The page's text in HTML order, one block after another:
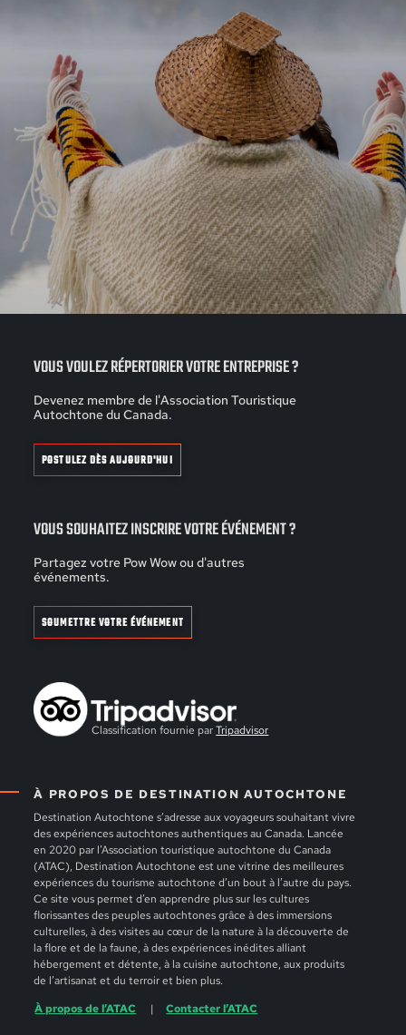
À PROPOS DE DESTINATION AUTOCHTONE
Destination Autochtone s’adresse aux voyageurs souhaitant vivre
des expériences autochtones authentiques au Canada. Lancée
en 2020 par l’Association touristique autochtone du Canada
(ATAC), Destination Autochtone est une vitrine des meilleures
expériences du tourisme autochtone d’un bout à l’autre du pays.
Ce site vous permet d’en apprendre plus sur les cultures
florissantes des peuples autochtones grâce à des immersions
culturelles, à des visites au cœur de la nature à la découverte de
la flore et de la faune, à des expériences inédites alliant
hébergement et détente, à la cuisine autochtone, aux produits
de l’artisanat et du terroir et bien plus.
À propos de l’ATAC
Contacter l’ATAC
VOUS VOULEZ RÉPERTORIER VOTRE ENTREPRISE ?
Devenez membre de l'Association Touristique
Autochtone du Canada.
POSTULEZ DÈS AUJOURD'HUI
VOUS SOUHAITEZ INSCRIRE VOTRE ÉVÉNEMENT ?
Partagez votre Pow Wow ou d'autres
événements.
SOUMETTRE VOTRE ÉVÉNEMENT
Classification fournie parTripadvisor